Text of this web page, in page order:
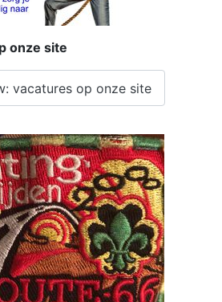
onze site
vacatures op onze site